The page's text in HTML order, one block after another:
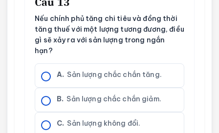
Nếu chính phủ tăng chi tiêu và đồng thời
tăng thuế với một lượng tương đương, điều
gì sẽ xảy ra với sản lượng trong ngắn
hạn?
A. Sản lượng chắc chắn tăng.
B. Sản lượng chắc chắn giảm.
C. Sản lượng không đổi.